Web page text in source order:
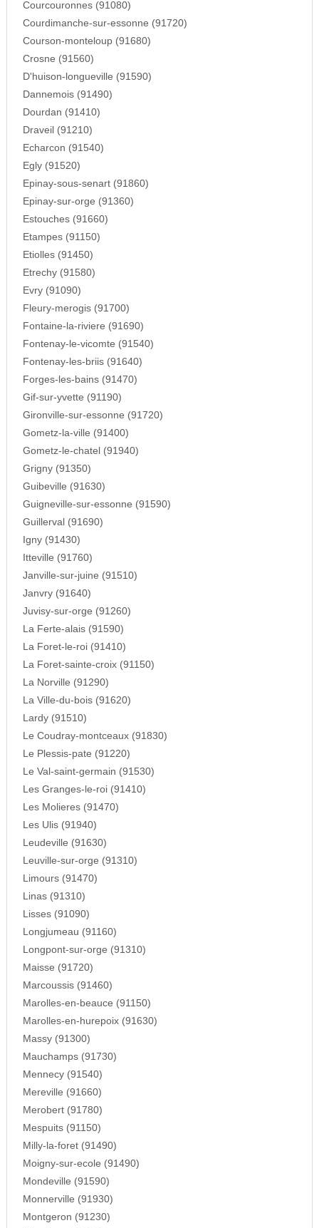
Courcouronnes (91080)
Courdimanche-sur-essonne (91720)
Courson-monteloup (91680)
Crosne (91560)
D'huison-longueville (91590)
Dannemois (91490)
Dourdan (91410)
Draveil (91210)
Echarcon (91540)
Egly (91520)
Epinay-sous-senart (91860)
Epinay-sur-orge (91360)
Estouches (91660)
Etampes (91150)
Etiolles (91450)
Etrechy (91580)
Evry (91090)
Fleury-merogis (91700)
Fontaine-la-riviere (91690)
Fontenay-le-vicomte (91540)
Fontenay-les-briis (91640)
Forges-les-bains (91470)
Gif-sur-yvette (91190)
Gironville-sur-essonne (91720)
Gometz-la-ville (91400)
Gometz-le-chatel (91940)
Grigny (91350)
Guibeville (91630)
Guigneville-sur-essonne (91590)
Guillerval (91690)
Igny (91430)
Itteville (91760)
Janville-sur-juine (91510)
Janvry (91640)
Juvisy-sur-orge (91260)
La Ferte-alais (91590)
La Foret-le-roi (91410)
La Foret-sainte-croix (91150)
La Norville (91290)
La Ville-du-bois (91620)
Lardy (91510)
Le Coudray-montceaux (91830)
Le Plessis-pate (91220)
Le Val-saint-germain (91530)
Les Granges-le-roi (91410)
Les Molieres (91470)
Les Ulis (91940)
Leudeville (91630)
Leuville-sur-orge (91310)
Limours (91470)
Linas (91310)
Lisses (91090)
Longjumeau (91160)
Longpont-sur-orge (91310)
Maisse (91720)
Marcoussis (91460)
Marolles-en-beauce (91150)
Marolles-en-hurepoix (91630)
Massy (91300)
Mauchamps (91730)
Mennecy (91540)
Mereville (91660)
Merobert (91780)
Mespuits (91150)
Milly-la-foret (91490)
Moigny-sur-ecole (91490)
Mondeville (91590)
Monnerville (91930)
Montgeron (91230)